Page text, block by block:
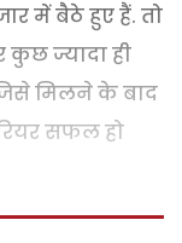
में बैठे हुए हैं. तो
कुछ ज्यादा ही
मिलने के बाद
सफल हो